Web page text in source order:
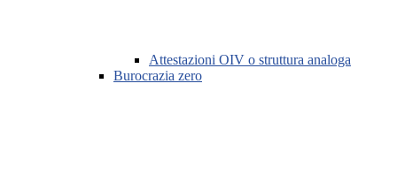
Attestazioni OIV o struttura analoga
Burocrazia zero